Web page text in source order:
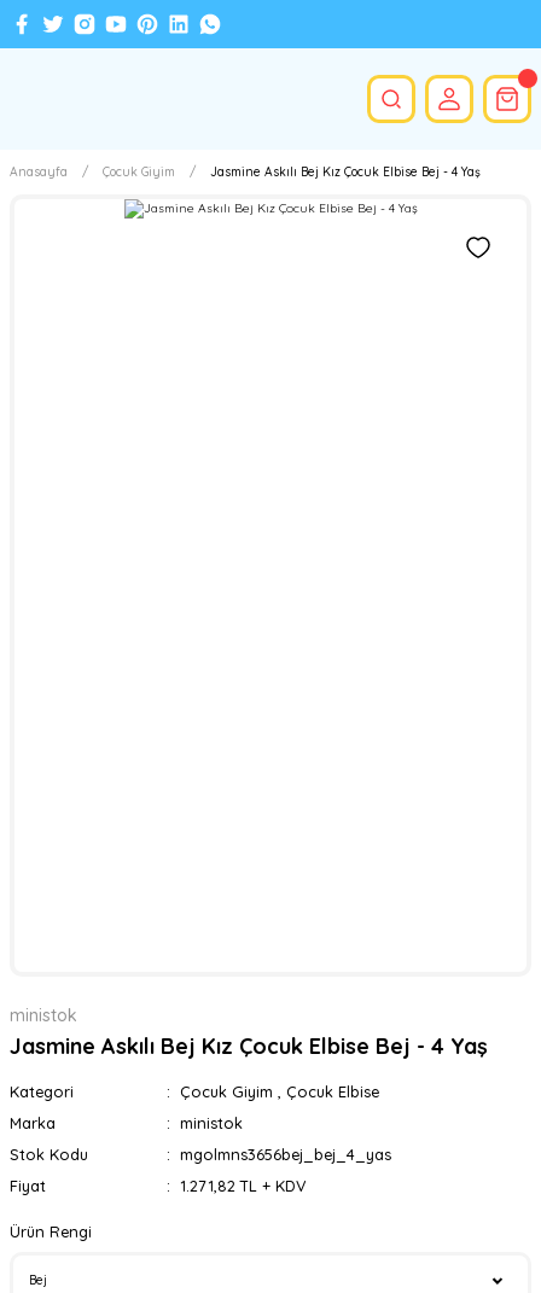
Anasayfa Çocuk Giyim Jasmine Askılı Bej Kız Çocuk Elbise Bej - 4 Yaş
ministok
Jasmine Askılı Bej Kız Çocuk Elbise Bej - 4 Yaş
Kategori Çocuk Giyim
Çocuk Elbise
Marka
ministok
Stok Kodu
mgolmns3656bej_bej_4_yas
Fiyat
1.271,82 TL + KDV
Ürün Rengi